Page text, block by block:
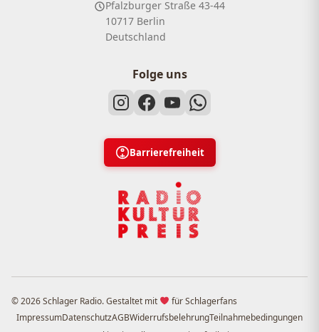
Pfalzburger Straße 43-44
10717 Berlin
Deutschland
Folge uns
Barrierefreiheit
© 2026 Schlager Radio. Gestaltet mit
für Schlagerfans
ImpressumDatenschutzAGBWiderrufsbelehrungTeilnahmebedingungen